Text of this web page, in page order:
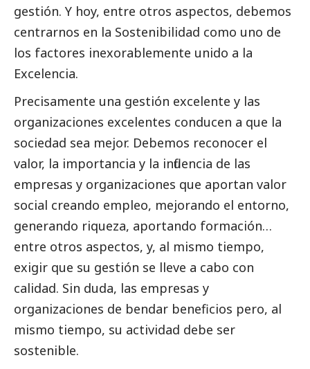
gestión. Y hoy, entre otros aspectos, debemos
centrarnos en la Sostenibilidad como uno de
los factores inexorablemente unido a la
Excelencia.
Precisamente una gestión excelente y las
organizaciones excelentes conducen a que la
sociedad sea mejor. Debemos reconocer el
valor, la importancia y la influencia de las
empresas y organizaciones que aportan valor
social creando empleo, mejorando el entorno,
generando riqueza, aportando formación…
entre otros aspectos, y, al mismo tiempo,
exigir que su gestión se lleve a cabo con
calidad. Sin duda, las empresas y
organizaciones de bendar beneficios pero, al
mismo tiempo, su actividad debe ser
sostenible.